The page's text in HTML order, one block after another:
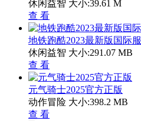
休闲益智 大小:39.61 M
查 看
地铁跑酷2023最新版国际服
休闲益智 大小:291.07 MB
查 看
元气骑士2025官方正版
动作冒险 大小:398.2 MB
查 看